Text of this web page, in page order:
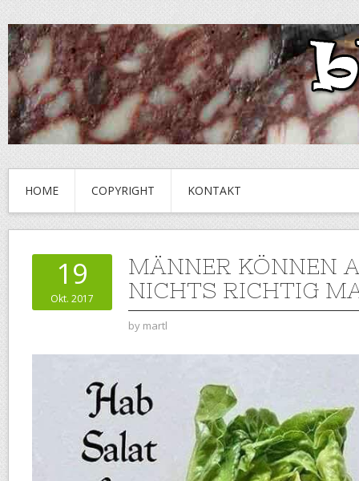
HOME COPYRIGHT KONTAKT
19
Okt. 2017
MÄNNER KÖNNEN
NICHTS RICHTIG
by martl